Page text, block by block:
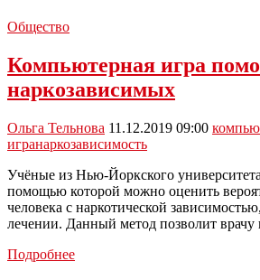
Общество
Компьютерная игра
наркозависимых
Ольга Тельнова 11.12.2019 09:00
игранаркозависимость
Учёные из Нью-Йоркского университета
помощью которой можно оценить
человека с наркотической
лечении. Данный метод позволит
ПодробнееКомпьютерная